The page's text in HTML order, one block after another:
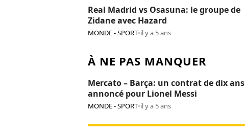
Real Madrid vs Osasuna: le groupe de
Zidane avec Hazard
MONDE - SPORT•il y a 5 ans
À NE PAS MANQUER
Mercato – Barça: un contrat de dix ans
annoncé pour Lionel Messi
MONDE - SPORT•il y a 5 ans